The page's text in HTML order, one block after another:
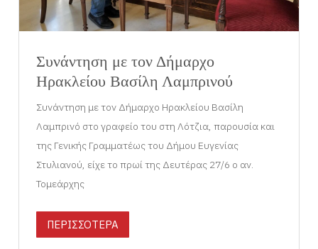
Συνάντηση με τον Δήμαρχο
Ηρακλείου Βασίλη Λαμπρινού
Συνάντηση με τον Δήμαρχο Ηρακλείου Βασίλη
Λαμπρινό στο γραφείο του στη Λότζια, παρουσία και
της Γενικής Γραμματέως του Δήμου Ευγενίας
Στυλιανού, είχε το πρωί της Δευτέρας 27/6 ο αν.
Τομεάρχης
ΠΕΡΙΣΣΟΤΕΡΑ